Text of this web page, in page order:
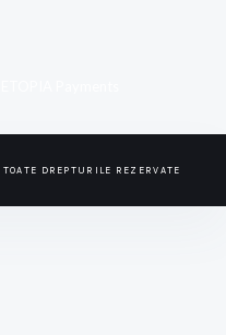
DREPTURILE REZERVATE